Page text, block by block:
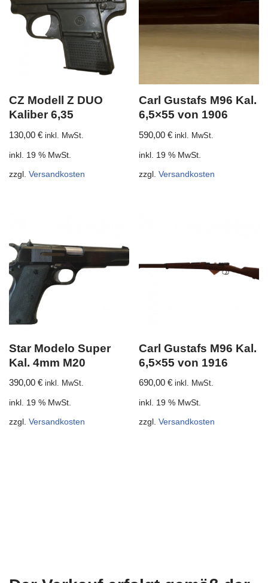
CZ Modell Z DUO
Kaliber 6,35
130,00 € inkl. MwSt.
inkl. 19 % MwSt.
zzgl. Versandkosten
Carl Gustafs M96 Kal.
6,5×55 von 1906
590,00€ inkl. MwSt.
inkl. 19 % MwSt.
zzgl.Versandkosten
Star Modelo Super
Kal. 4mm M20
390,00 € inkl. MwSt.
inkl. 19 % MwSt.
zzgl. Versandkosten
Carl Gustafs M96 Kal.
6,5×55 von 1916
690,00€ inkl. MwSt.
inkl. 19 % MwSt.
zzgl.Versandkosten